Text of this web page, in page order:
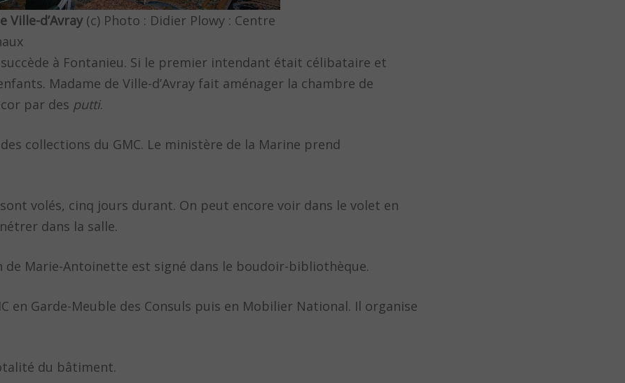
Ville-d’Avray (c) Photo : Didier Plowy : Centre
succède à Fontanieu. Si le premier intendant était célibataire et
Madame de Ville-d’Avray fait aménager la chambre de
par des putti.
collections du GMC. Le ministère de la Marine prend
volés, cinq jours durant. On peut encore voir dans le volet en
dans la salle.
de Marie-Antoinette est signé dans le boudoir-bibliothèque.
en Garde-Meuble des Consuls puis en Mobilier National. Il organise
du bâtiment.